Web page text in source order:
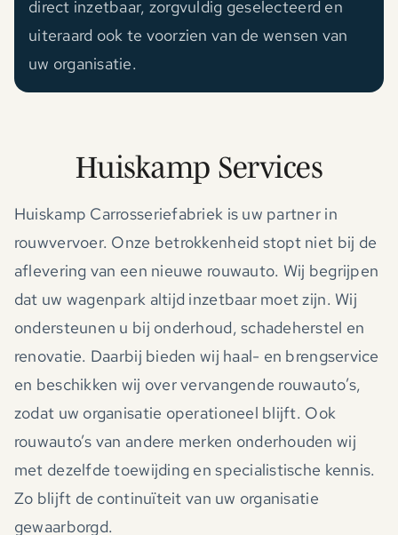
direct inzetbaar, zorgvuldig geselecteerd en
uiteraard ook te voorzien van de wensen van
uw organisatie.
Huiskamp Services
Huiskamp Carrosseriefabriek is uw partner in
rouwvervoer. Onze betrokkenheid stopt niet bij de
aflevering van een nieuwe rouwauto. Wij begrijpen
dat uw wagenpark altijd inzetbaar moet zijn. Wij
ondersteunen u bij onderhoud, schadeherstel en
renovatie. Daarbij bieden wij haal- en brengservice
en beschikken wij over vervangende rouwauto’s,
zodat uw organisatie operationeel blijft. Ook
rouwauto’s van andere merken onderhouden wij
met dezelfde toewijding en specialistische kennis.
Zo blijft de continuïteit van uw organisatie
gewaarborgd.